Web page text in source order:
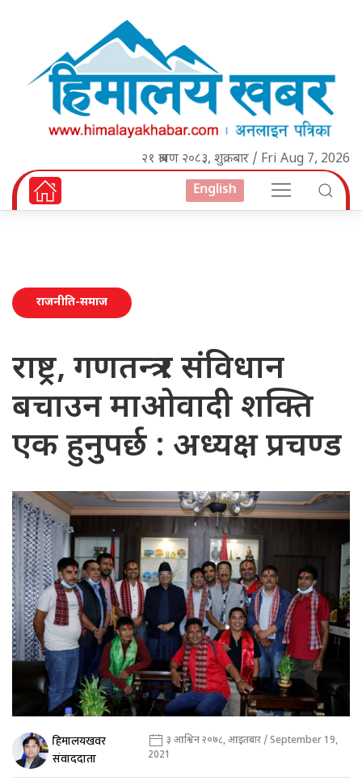
२१ श्रावण २०८३, शुक्रबार / Fri Aug 7, 2026
English
राजनीति-समाज
राष्ट्र, गणतन्त्र र संविधान
बचाउन माओवादी शक्ति
एक हुनुपर्छ : अध्यक्ष प्रचण्ड
हिमालयखवर
संवाददाता
३ आश्विन २०७८, आइतबार / September 19,
2021